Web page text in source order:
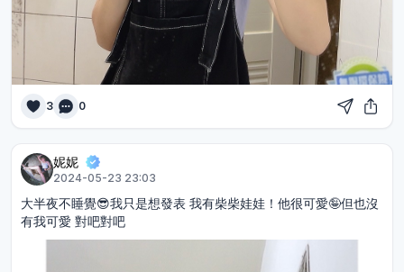
3 0
妮妮
2024-05-23 23:03
大半夜不睡覺😎我只是想發表 我有柴柴娃娃！他很可愛🤪但也沒
有我可愛 對吧對吧